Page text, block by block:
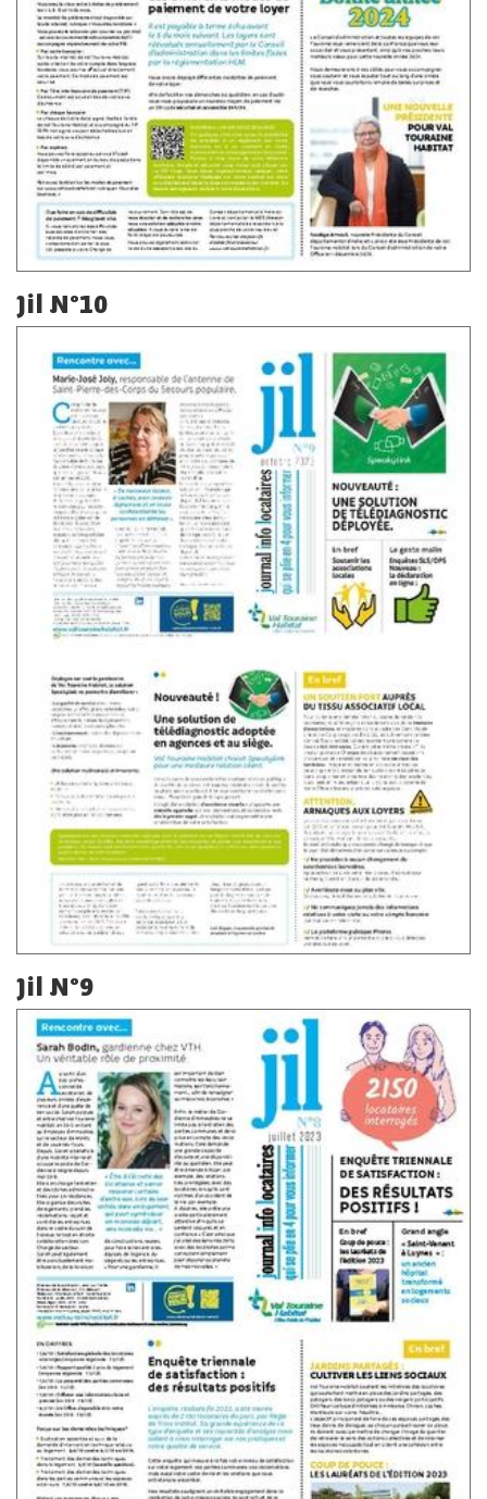
Jil N°10
Jil N°9